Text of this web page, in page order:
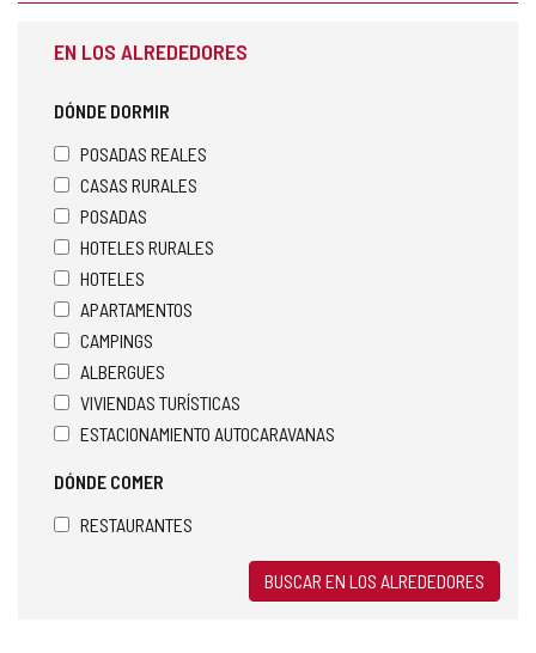
EN LOS ALREDEDORES
DÓNDE DORMIR
POSADAS REALES
CASAS RURALES
POSADAS
HOTELES RURALES
HOTELES
APARTAMENTOS
CAMPINGS
ALBERGUES
VIVIENDAS TURÍSTICAS
ESTACIONAMIENTO AUTOCARAVANAS
DÓNDE COMER
RESTAURANTES
BUSCAR EN LOS ALREDEDORES